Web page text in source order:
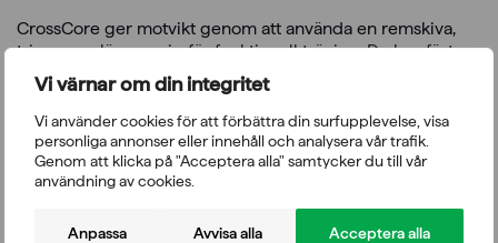
Vi värnar om din integritet
Vi använder cookies för att förbättra din surfupplevelse, visa
personliga annonser eller innehåll och analysera vår trafik.
Genom att klicka på "Acceptera alla" samtycker du till vår
användning av cookies.
Anpassa Avvisa alla Acceptera alla
CrossCore ger motvikt genom att använda en remskiva,
trissa som lämpar sig för funktionell träning. Du kan fästa
ringar, stång, sandsäck i apparaten – bara din fantasi sätter
gränser när det kommer till övningar. Oavsett vad du gör
eller hur du tränar, tillåter CrossCore att du gör dina
träningspass mångsidiga.
robust konstruktion och starkt träningsrep
enklare låsning och frigöring av remskivan
rope Adjuster Device™ möjliggör mycket enkel